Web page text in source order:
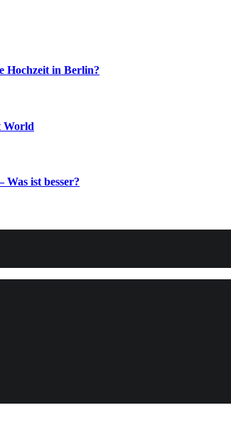
Hochzeit in Berlin?
World
ist besser?